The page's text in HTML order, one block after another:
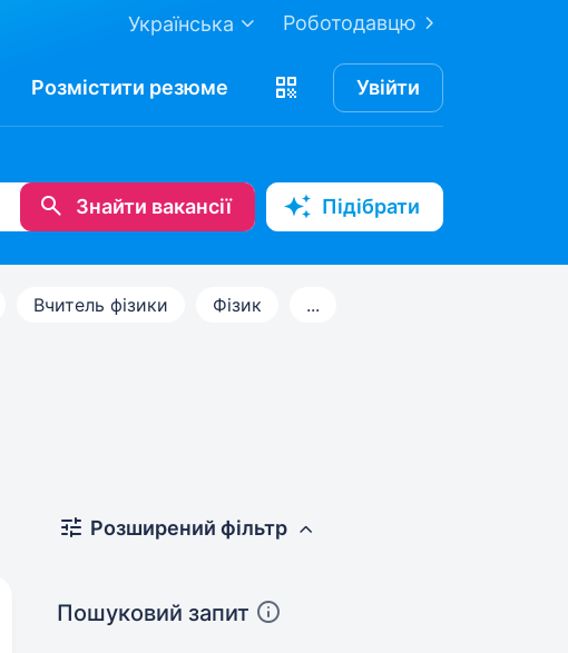
Роботодавцю
Українська
Розмістити резюме Увійти
Знайти вакансії Підібрати
Вчитель фізики Фізик ...
Розширений фільтр
Пошуковий запит